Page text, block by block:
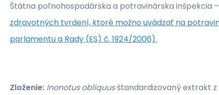
Štátna poľnohospodárska a potravinárska inšpekcia
zdravotných tvrdení, ktoré možno uvádzať na
parlamentu a Rady (ES) č. 1924/2006).
Zloženie: Inonotus obliquusštandardizovaný extrakt z